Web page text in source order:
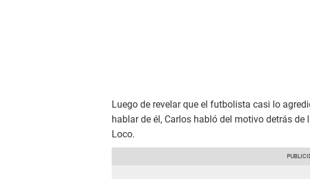
Luego de revelar que el futbolista casi lo
hablar de él, Carlos habló del motivo detrás
Loco.